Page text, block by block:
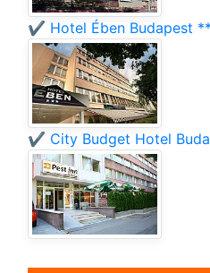
✔️ Hotel Ében Budapest
✔️ City Budget Hotel